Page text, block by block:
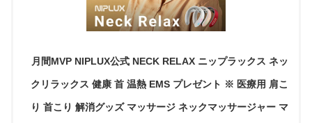
月間MVP NIPLUX公式 NECK RELAX ニップラックス ネッ
クリラックス 健康 首 温熱 EMS プレゼント ※ 医療用 肩こ
り 首こり 解消グッズ マッサージ ネックマッサージャー マ